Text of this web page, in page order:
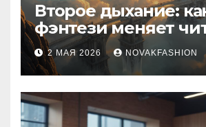
Второе дыхание:
фэнтези меняет
культуру
2 МАЯ 2026 NOVAKFASHION